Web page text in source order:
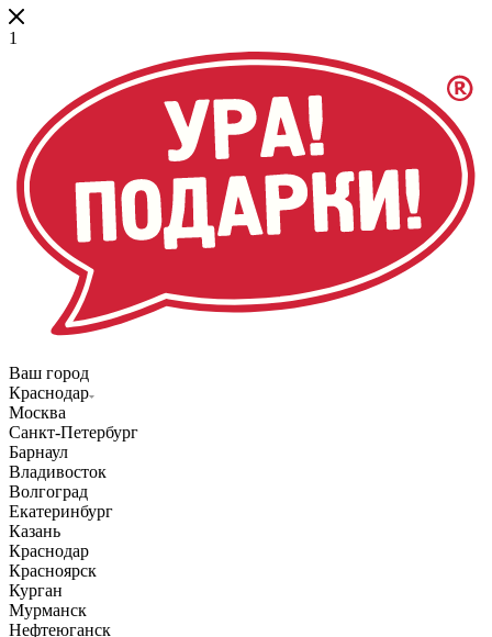
1
Ваш город
Краснодар
Москва
Санкт-Петербург
Барнаул
Владивосток
Волгоград
Екатеринбург
Казань
Краснодар
Красноярск
Курган
Мурманск
Нефтеюганск